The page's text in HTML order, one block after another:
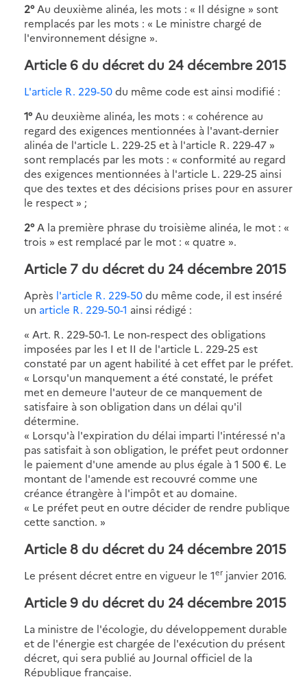
2°Au deuxième alinéa, les mots : « Il désigne » sont
remplacés par les mots : « Le ministre chargé de
l'environnement désigne ».
Article 6 du décret du 24 décembre 2015
L'article R. 229-50du même code est ainsi modifié :
1°Au deuxième alinéa, les mots : « cohérence au
regard des exigences mentionnées à l'avant-dernier
alinéa de l'article L. 229-25 et à l'article R. 229-47 »
sont remplacés par les mots : « conformité au regard
des exigences mentionnées à l'article L. 229-25 ainsi
que des textes et des décisions prises pour en assurer
le respect » ;
2°A la première phrase du troisième alinéa, le mot : «
trois » est remplacé par le mot : « quatre ».
Article 7 du décret du 24 décembre 2015
Après l'article R. 229-50du même code, il est inséré
un article R. 229-50-1 ainsi rédigé :
« Art. R. 229-50-1. Le non-respect des obligations
imposées par les I et II de l'article L. 229-25 est
constaté par un agent habilité à cet effet par le préfet.
« Lorsqu'un manquement a été constaté, le préfet
met en demeure l'auteur de ce manquement de
satisfaire à son obligation dans un délai qu'il
détermine.
« Lorsqu'à l'expiration du délai imparti l'intéressé n'a
pas satisfait à son obligation, le préfet peut ordonner
le paiement d'une amende au plus égale à 1 500 €. Le
montant de l'amende est recouvré comme une
créance étrangère à l'impôt et au domaine.
« Le préfet peut en outre décider de rendre publique
cette sanction. »
Article 8 du décret du 24 décembre 2015
Le présent décret entre en vigueur le 1er janvier 2016.
Article 9 du décret du 24 décembre 2015
La ministre de l'écologie, du développement durable
et de l'énergie est chargée de l'exécution du présent
décret, qui sera publié au Journal officiel de la
République française.